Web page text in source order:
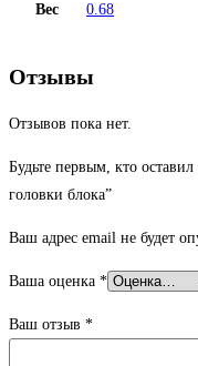
Вес 0.68
Отзывы
Отзывов пока нет.
Будьте первым, кто
головки блока”
Ваш адрес email не будет
Ваша оценка *
Ваш отзыв *